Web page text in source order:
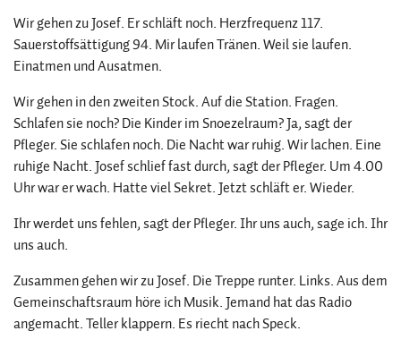
Wir gehen zu Josef. Er schläft noch. Herzfrequenz 117.
Sauerstoffsättigung 94. Mir laufen Tränen. Weil sie laufen.
Einatmen und Ausatmen.
Wir gehen in den zweiten Stock. Auf die Station. Fragen.
Schlafen sie noch? Die Kinder im Snoezelraum? Ja, sagt der
Pfleger. Sie schlafen noch. Die Nacht war ruhig. Wir lachen. Eine
ruhige Nacht. Josef schlief fast durch, sagt der Pfleger. Um 4.00
Uhr war er wach. Hatte viel Sekret. Jetzt schläft er. Wieder.
Ihr werdet uns fehlen, sagt der Pfleger. Ihr uns auch, sage ich. Ihr
uns auch.
Zusammen gehen wir zu Josef. Die Treppe runter. Links. Aus dem
Gemeinschaftsraum höre ich Musik. Jemand hat das Radio
angemacht. Teller klappern. Es riecht nach Speck.